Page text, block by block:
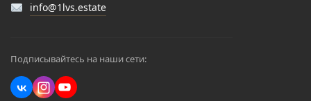
info@1lvs.estate
Подписывайтесь на наши сети: